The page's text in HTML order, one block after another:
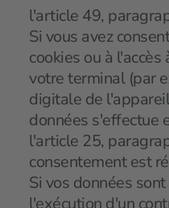
l'article 49,
Si vous avez
cookies ou à
votre terminal (par
digitale de
données s'effectue
l'article 25,
consentement est
Si vos données
l'exécution d'un